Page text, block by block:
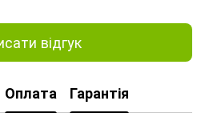
відгук
Оплата Гарантія